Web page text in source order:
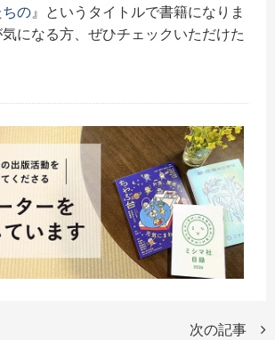
の』というタイトルで書籍になりま
になる方、ぜひチェックいただけた
次の記事